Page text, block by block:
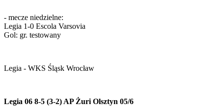
- mecze niedzielne:
Legia 1-0 Escola Varsovia
Gol: gr. testowany
Legia - WKS Śląsk Wrocław
Legia 06 8-5 (3-2) AP Żuri Olsztyn 05/6